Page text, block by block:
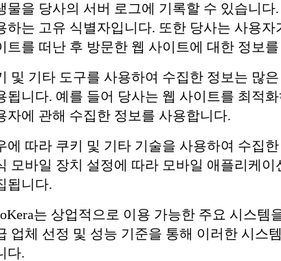
물을 당사의 서버 로그에 기록할 수 있습니
하는 고유 식별자입니다. 또한 당사는 사용
트를 떠난 후 방문한 웹 사이트에 대한 정보
및 기타 도구를 사용하여 수집한 정보는 많
됩니다. 예를 들어 당사는 웹 사이트를 최적
자에 관해 수집한 정보를 사용합니다.
에 따라 쿠키 및 기타 기술을 사용하여 수집
모바일 장치 설정에 따라 모바일 애플리케
됩니다.
는 상업적으로 이용 가능한 주요 시스
업체 선정 및 성능 기준을 통해 이러한 시스
다.